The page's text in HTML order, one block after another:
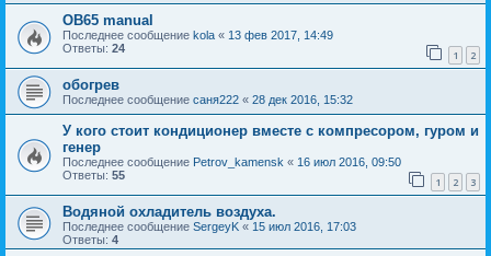
OB65 manual
Последнее сообщение kola « 13 фев 2017, 14:49
Ответы: 24 1 2
обогрев
Последнее сообщение саня222 « 28 дек 2016, 15:32
У кого стоит кондиционер вместе с компресором, гуром и
генер
Последнее сообщение Petrov_kamensk « 16 июл 2016, 09:50
Ответы: 55 1 2 3
Водяной охладитель воздуха.
Последнее сообщение SergeyK « 15 июл 2016, 17:03
Ответы: 4